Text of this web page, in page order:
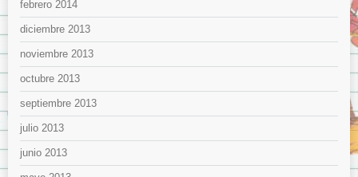
febrero 2014
diciembre 2013
noviembre 2013
octubre 2013
septiembre 2013
julio 2013
junio 2013